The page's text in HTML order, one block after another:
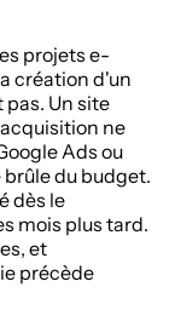
projets e-
création d'un
Un site
ne
Ads ou
du budget.
dès le
mois plus tard.
et
précède